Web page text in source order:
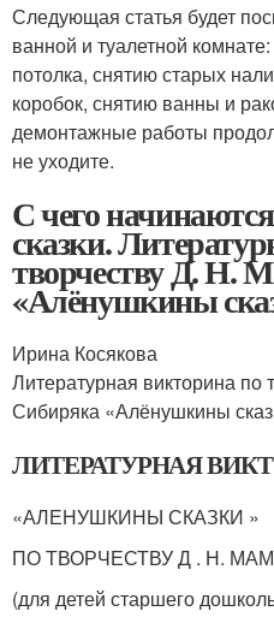
Следующая статья будет
ванной и туалетной
потолка, снятию старых
коробок, снятию ванны и
демонтажные работы
не уходите.
С чего
сказки.
творчеству Д. Н.
«Алёнушкины
Ирина Косякова
Литературная викторина
Сибиряка «Алёнушкины
ЛИТЕРАТУРНАЯ
«АЛЕНУШКИНЫ СКАЗКИ »
ПО ТВОРЧЕСТВУ Д . Н.
(для детей старшего